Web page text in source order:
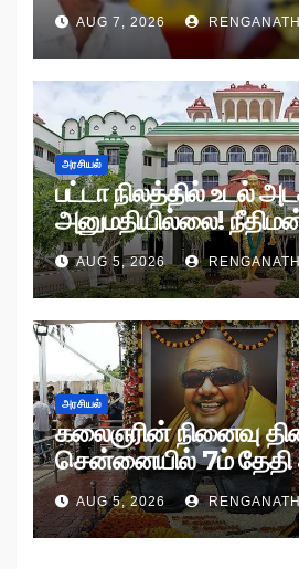
AUG 7, 2026
அரசியல்
பட்டா நிலத்தில் உடல்
அனுமதியில்லை!
உத்தரவு!
AUG 5, 2026
அரசியல்
கலைஞரின் நினைவு
சென்னையில் 7ம் தேதி
பேரணி!
AUG 5, 2026